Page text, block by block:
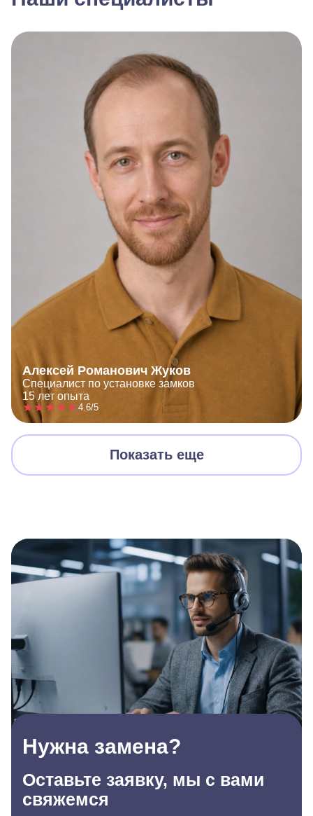
Алексей Романович Жуков
Специалист по установке замков
15 лет опыта
4.6/5
Показать еще
Нужна замена?
Оставьте заявку, мы с вами
свяжемся